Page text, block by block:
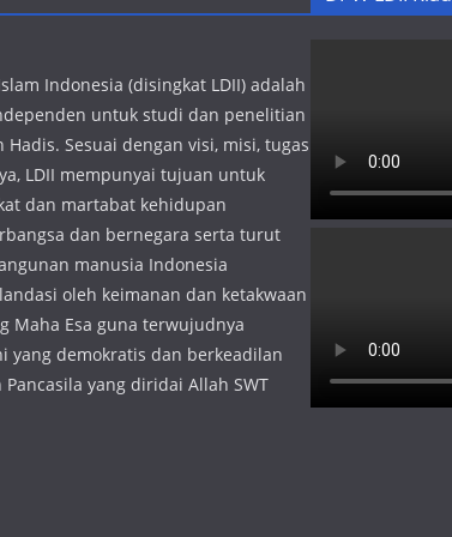
Indonesia (disingkat LDII) adalah
untuk studi dan penelitian
Sesuai dengan visi, misi, tugas
LDII mempunyai tujuan untuk
dan martabat kehidupan
dan bernegara serta turut
manusia Indonesia
oleh keimanan dan ketakwaan
Maha Esa guna terwujudnya
yang demokratis dan berkeadilan
yang diridai Allah SWT